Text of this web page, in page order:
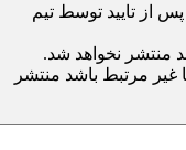
از تایید توسط تیم
منتشر نخواهد شد.
غیر مرتبط باشد منتشر